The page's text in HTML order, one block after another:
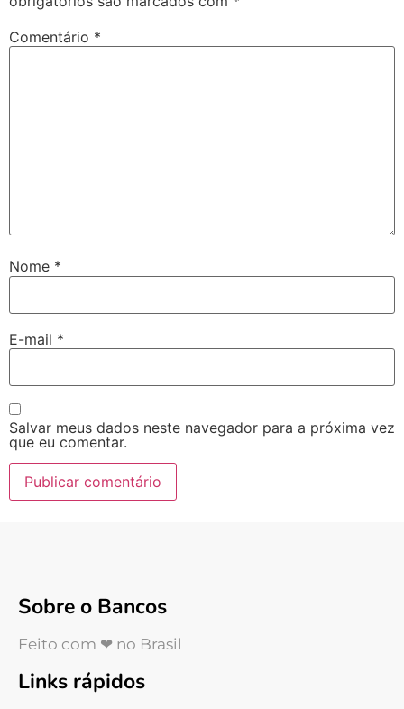
Comentário *
Nome *
E-mail *
Salvar meus dados neste navegador para a próxima vez
que eu comentar.
Sobre o Bancos
Feito com ❤ no Brasil
Links rápidos